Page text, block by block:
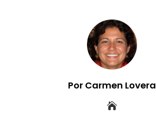
Por Carmen Lovera